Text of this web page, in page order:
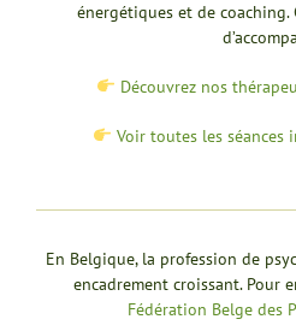
énergétiques et de coaching.
Découvrez nos
Voir toutes les séances
En Belgique, la profession de
encadrement croissant. Pour
Fédération Belge des